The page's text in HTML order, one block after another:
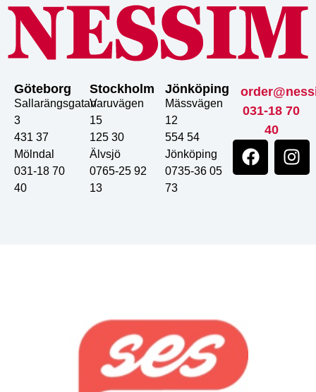
Göteborg
Sallarängsgatan
3
431 37
Mölndal
031-18 70
40
Stockholm
Varuvägen
15
125 30
Älvsjö
0765-25 92
13
Jönköping
Mässvägen
12
554 54
Jönköping
0735-36 05
73
031-18 70
40